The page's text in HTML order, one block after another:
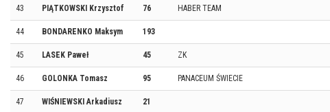
43 PIĄTKOWSKI Krzysztof 76 HABER TEAM
44 BONDARENKO Maksym 193
45 LASEK Paweł 45 ZK
46 GOLONKA Tomasz 95 PANACEUM ŚWIECIE
47 WIŚNIEWSKI Arkadiusz 21